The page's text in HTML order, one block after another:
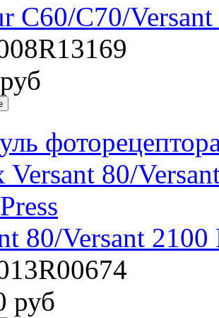
C60/C70/
руб
80/Versant 2100
руб